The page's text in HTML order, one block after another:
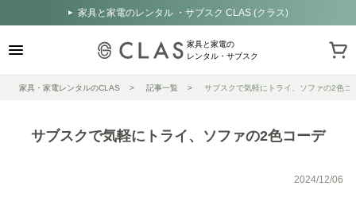
家具と家電のレンタル ・サブスク CLAS (クラス)
家具と家電の
レンタル・サブスク
家具・家電レンタルのCLAS 記事一覧 サブスクで気軽にトライ、ソファの2色コ
サブスクで気軽にトライ、ソファの2色コーデ
2024/12/06